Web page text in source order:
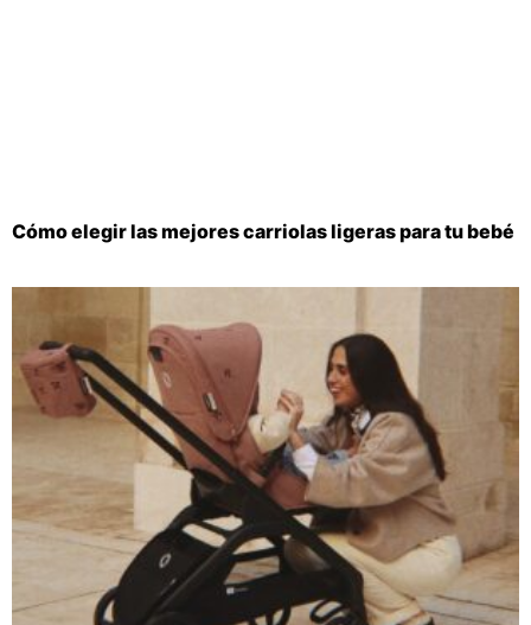
Cómo elegir las mejores carriolas ligeras para tu bebé